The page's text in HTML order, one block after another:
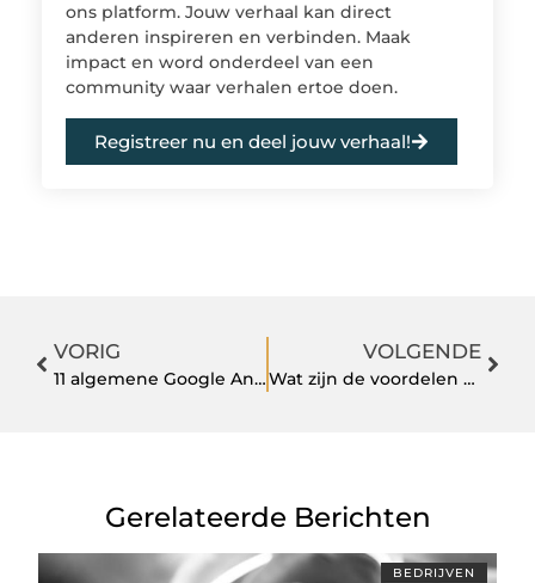
ons platform. Jouw verhaal kan direct
anderen inspireren en verbinden. Maak
impact en word onderdeel van een
community waar verhalen ertoe doen.
Registreer nu en deel jouw verhaal!
VORIG
11 algemene Google Analytics-doelgroeplijsten voor e-commerce-remarketing
VOLGENDE
Wat zijn de voordelen van makelaars?
Gerelateerde Berichten
BEDRIJVEN